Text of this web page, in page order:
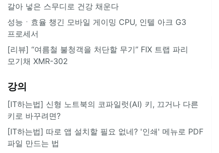
갈아 넣은 스무디로 건강 채운다
성능ㆍ효율 챙긴 모바일 게이밍 CPU, 인텔 아크 G3
프로세서
[리뷰] “여름철 불청객을 처단할 무기” FIX 트랩 파리
모기채 XMR-302
강의
[IT하는법] 신형 노트북의 코파일럿(AI) 키, 끄거나 다른
키로 바꾸려면?
[IT하는법] 따로 앱 설치할 필요 없네? '인쇄' 메뉴로 PDF
파일 만드는 법